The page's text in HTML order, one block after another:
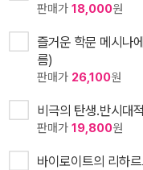
판매가 18,000원
즐거운 학문 메시나
름)
판매가 26,100원
비극의 탄생.반시대
판매가 19,800원
바이로이트의 리하